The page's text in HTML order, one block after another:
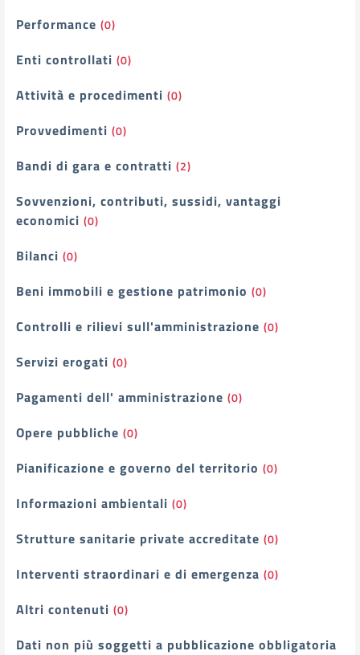
Performance (0)
Enti controllati (0)
Attività e procedimenti (0)
Provvedimenti (0)
Bandi di gara e contratti (2)
Sovvenzioni, contributi, sussidi, vantaggi
economici (0)
Bilanci (0)
Beni immobili e gestione patrimonio (0)
Controlli e rilievi sull'amministrazione (0)
Servizi erogati (0)
Pagamenti dell' amministrazione (0)
Opere pubbliche (0)
Pianificazione e governo del territorio (0)
Informazioni ambientali (0)
Strutture sanitarie private accreditate (0)
Interventi straordinari e di emergenza (0)
Altri contenuti (0)
Dati non più soggetti a pubblicazione obbligatoria